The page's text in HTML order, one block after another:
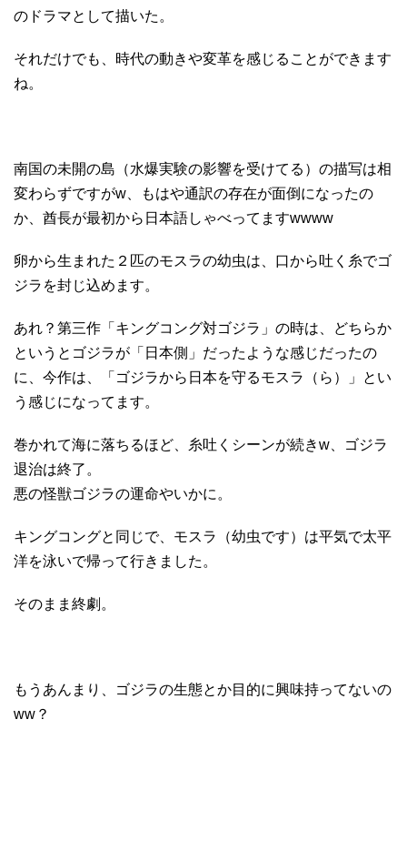
のドラマとして描いた。
それだけでも、時代の動きや変革を感じることができます
ね。
南国の未開の島（水爆実験の影響を受けてる）の描写は相
変わらずですがw、もはや通訳の存在が面倒になったの
か、酋長が最初から日本語しゃべってますwwww
卵から生まれた２匹のモスラの幼虫は、口から吐く糸でゴ
ジラを封じ込めます。
あれ？第三作「キングコング対ゴジラ」の時は、どちらか
というとゴジラが「日本側」だったような感じだったの
に、今作は、「ゴジラから日本を守るモスラ（ら）」とい
う感じになってます。
巻かれて海に落ちるほど、糸吐くシーンが続きw、ゴジラ
退治は終了。
悪の怪獣ゴジラの運命やいかに。
キングコングと同じで、モスラ（幼虫です）は平気で太平
洋を泳いで帰って行きました。
そのまま終劇。
もうあんまり、ゴジラの生態とか目的に興味持ってないの
ww？